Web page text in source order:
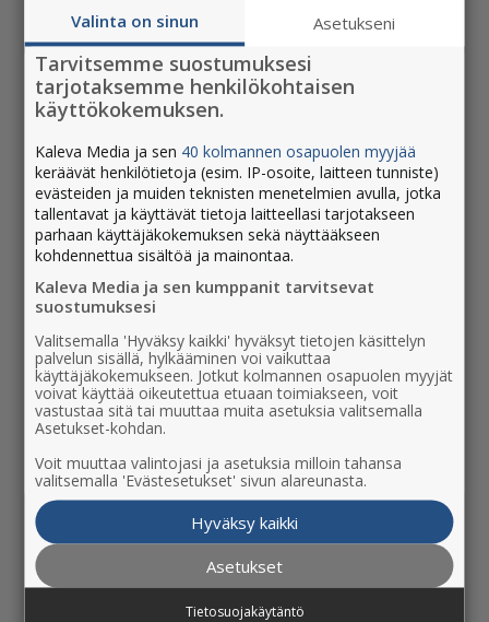
Katja Hylkilä kertoo.
Oulu247 on ladattavissa maksutta Applen
App Store ja Google Play -
sovelluskaupoista, sovelluksen
kehittämisestä ja tekijänoikeuksista vastaa
Kaleva Media. Tutustu Oulu247:n
verkkosivuilla:oulu247.fi
Lataa sovellus:
Apple App Storesta
Google Play
Katso myös, Oulu247mainostajille >
Jaa tämä artikkeli
Valinta on sinun Asetukseni
Tarvitsemme suostumuksesi
tarjotaksemme henkilökohtaisen
käyttökokemuksen.
Kaleva Media ja sen 40 kolmannen osapuolen myyjää
keräävät henkilötietoja (esim. IP-osoite, laitteen tunniste)
evästeiden ja muiden teknisten menetelmien avulla, jotka
tallentavat ja käyttävät tietoja laitteellasi tarjotakseen
parhaan käyttäjäkokemuksen sekä näyttääkseen
kohdennettua sisältöä ja mainontaa.
Kaleva Media ja sen kumppanit tarvitsevat
suostumuksesi
Valitsemalla 'Hyväksy kaikki' hyväksyt tietojen käsittelyn
palvelun sisällä, hylkääminen voi vaikuttaa
käyttäjäkokemukseen. Jotkut kolmannen osapuolen myyjät
voivat käyttää oikeutettua etuaan toimiakseen, voit
vastustaa sitä tai muuttaa muita asetuksia valitsemalla
Asetukset-kohdan.
Voit muuttaa valintojasi ja asetuksia milloin tahansa
valitsemalla 'Evästesetukset' sivun alareunasta.
Hyväksy kaikki
Asetukset
Tietosuojakäytäntö